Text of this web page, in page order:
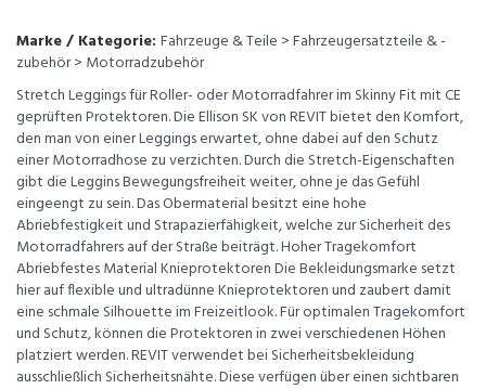
Marke / Kategorie: Fahrzeuge & Teile > Fahrzeugersatzteile & -
zubehör > Motorradzubehör
Stretch Leggings für Roller- oder Motorradfahrer im Skinny Fit mit CE
geprüften Protektoren. Die Ellison SK von REVIT bietet den Komfort,
den man von einer Leggings erwartet, ohne dabei auf den Schutz
einer Motorradhose zu verzichten. Durch die Stretch-Eigenschaften
gibt die Leggins Bewegungsfreiheit weiter, ohne je das Gefühl
eingeengt zu sein. Das Obermaterial besitzt eine hohe
Abriebfestigkeit und Strapazierfähigkeit, welche zur Sicherheit des
Motorradfahrers auf der Straße beiträgt. Hoher Tragekomfort
Abriebfestes Material Knieprotektoren Die Bekleidungsmarke setzt
hier auf flexible und ultradünne Knieprotektoren und zaubert damit
eine schmale Silhouette im Freizeitlook. Für optimalen Tragekomfort
und Schutz, können die Protektoren in zwei verschiedenen Höhen
platziert werden. REVIT verwendet bei Sicherheitsbekleidung
ausschließlich Sicherheitsnähte. Diese verfügen über einen sichtbaren